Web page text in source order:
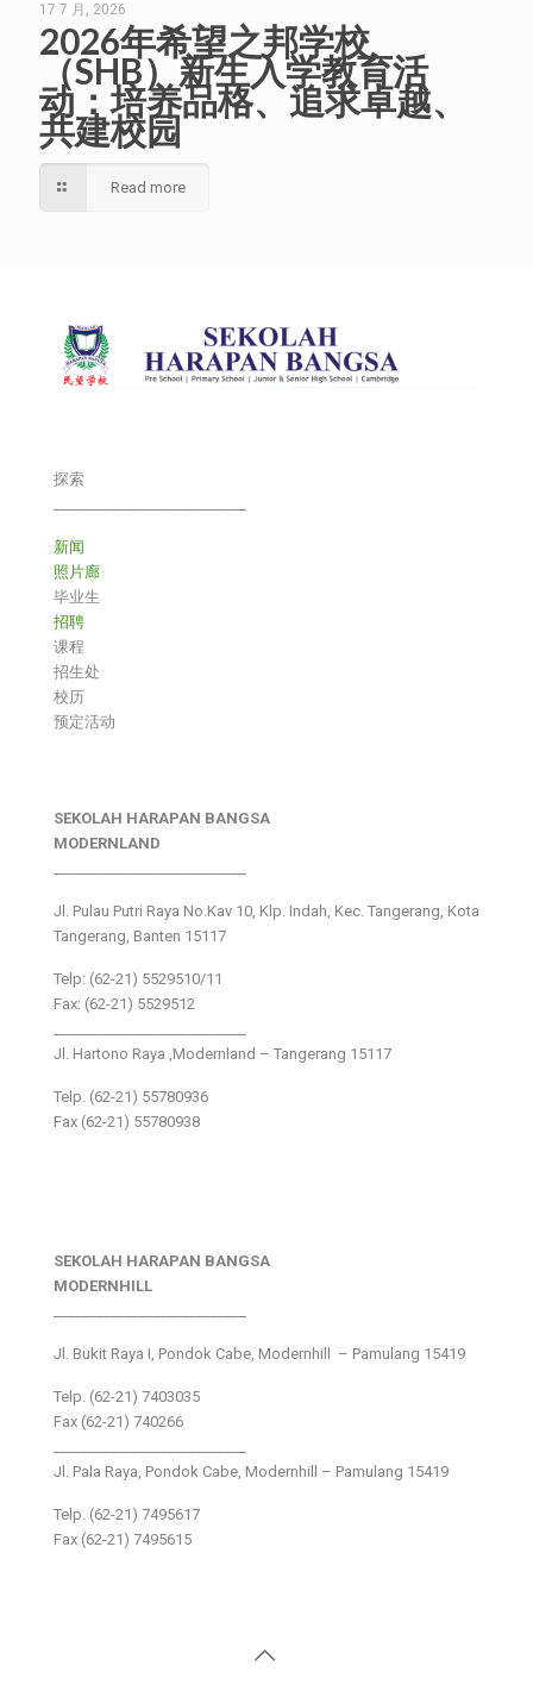
17 7 月, 2026
2026年希望之邦学校
（SHB）新生入学教育活
动：培养品格、追求卓越、
共建校园
Read more
探索
新闻
照片廊
毕业生
招聘
课程
招生处
校历
预定活动
SEKOLAH HARAPAN BANGSA
MODERNLAND
Jl. Pulau Putri Raya No.Kav 10, Klp. Indah, Kec. Tangerang, Kota
Tangerang, Banten 15117
Telp: (62-21) 5529510/11
Fax: (62-21) 5529512
Jl. Hartono Raya ,Modernland – Tangerang 15117
Telp. (62-21) 55780936
Fax (62-21) 55780938
SEKOLAH HARAPAN BANGSA
MODERNHILL
Jl. Bukit Raya I, Pondok Cabe, Modernhill – Pamulang 15419
Telp. (62-21) 7403035
Fax (62-21) 740266
Jl. Pala Raya, Pondok Cabe, Modernhill – Pamulang 15419
Telp. (62-21) 7495617
Fax (62-21) 7495615